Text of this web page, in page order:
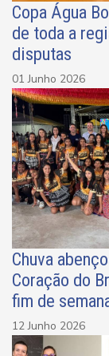
Copa Água
de toda a
disputas
01 Junho 2026
Chuva
Coração do
fim de
12 Junho 2026